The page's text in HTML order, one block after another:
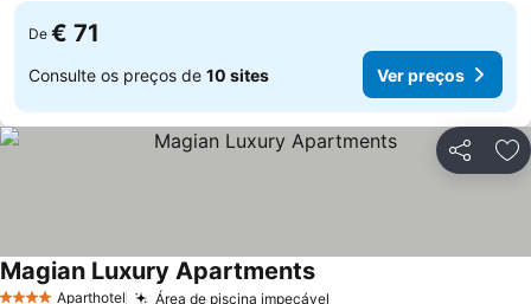
De € 71
Consulte os preços de 10 sites Ver preços
Partilhar
Aparthotel Área de piscina impecável
Magian Luxury Apartments